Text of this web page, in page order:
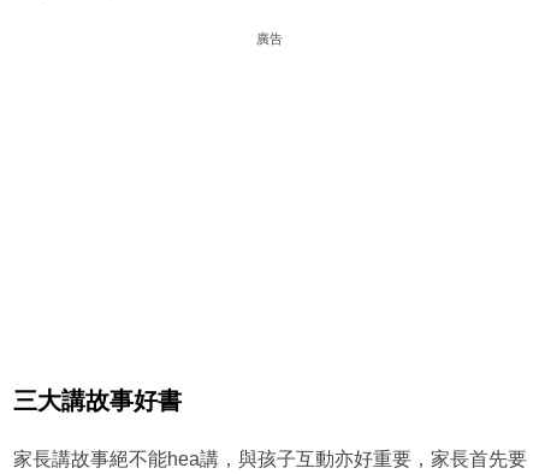
廣告
三大講故事好書
家長講故事絕不能hea講，與孩子互動亦好重要，家長首先要